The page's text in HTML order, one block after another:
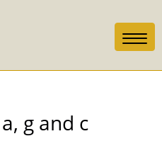
g and c